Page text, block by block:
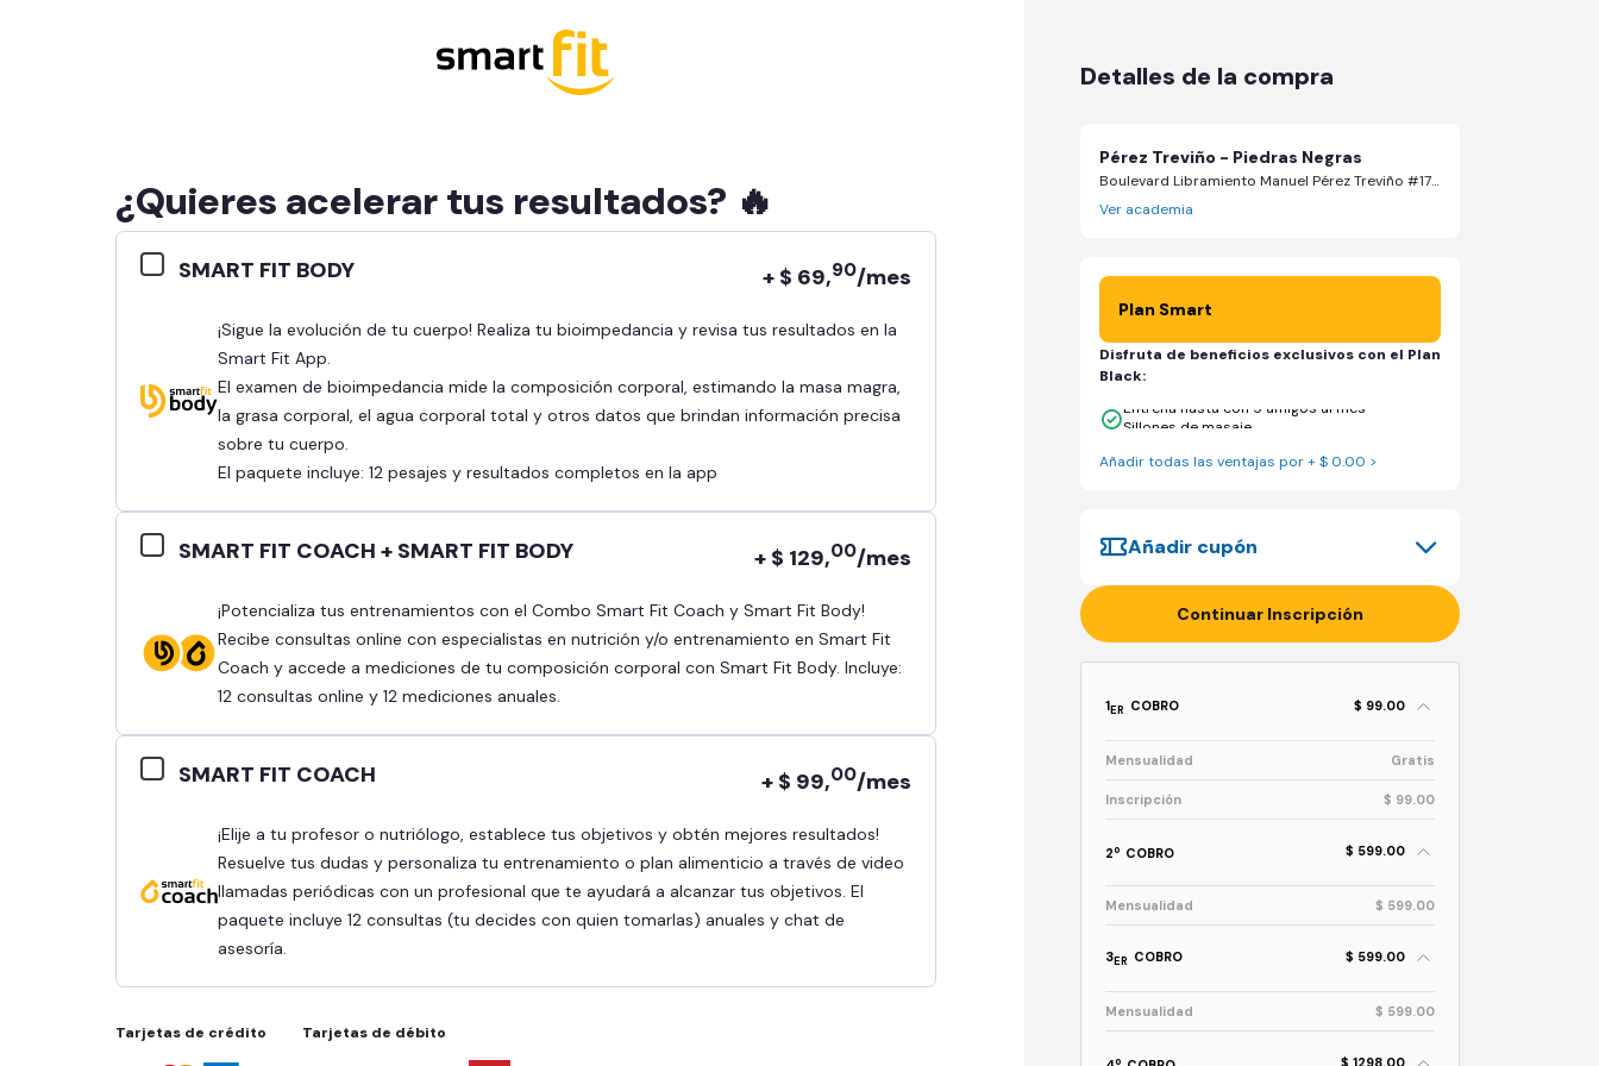
¿Quieres acelerar tus resultados? 🔥
SMART FIT BODY + $ 69,90/mes
¡Sigue la evolución de tu cuerpo! Realiza tu bioimpedancia y revisa tus resultados en la
Smart Fit App.
El examen de bioimpedancia mide la composición corporal, estimando la masa magra,
la grasa corporal, el agua corporal total y otros datos que brindan información precisa
sobre tu cuerpo.
El paquete incluye: 12 pesajes y resultados completos en la app
SMART FIT COACH + SMART FIT BODY + $ 129,00/mes
¡Potencializa tus entrenamientos con el Combo Smart Fit Coach y Smart Fit Body!
Recibe consultas online con especialistas en nutrición y/o entrenamiento en Smart Fit
Coach y accede a mediciones de tu composición corporal con Smart Fit Body. Incluye:
12 consultas online y 12 mediciones anuales.
SMART FIT COACH + $ 99,00/mes
¡Elije a tu profesor o nutriólogo, establece tus objetivos y obtén mejores resultados!
Resuelve tus dudas y personaliza tu entrenamiento o plan alimenticio a través de video
llamadas periódicas con un profesional que te ayudará a alcanzar tus objetivos. El
paquete incluye 12 consultas (tu decides con quien tomarlas) anuales y chat de
asesoría.
Tarjetas de crédito Tarjetas de débito
Detalles de la compra
Pérez Treviño - Piedras Negras
Boulevard Libramiento Manuel Pérez Treviño #1700, interior locales SA-03, L-19, L-20, L-21, L-22, L-23, 1700 - Piedras Negras, Coahuila de Zaragoza
Ver academia
Plan Smart
Disfruta de beneficios exclusivos con el Plan
Black:
Entrena hasta con 5 amigos al mes
Sillones de masaje
Añadir todas las ventajas por + $ 0.00 >
Añadir cupón
Continuar Inscripción
1ER COBRO $ 99.00
Mensualidad Gratis
Inscripción $ 99.00
2o COBRO $ 599.00
Mensualidad $ 599.00
3ER COBRO $ 599.00
Mensualidad $ 599.00
o